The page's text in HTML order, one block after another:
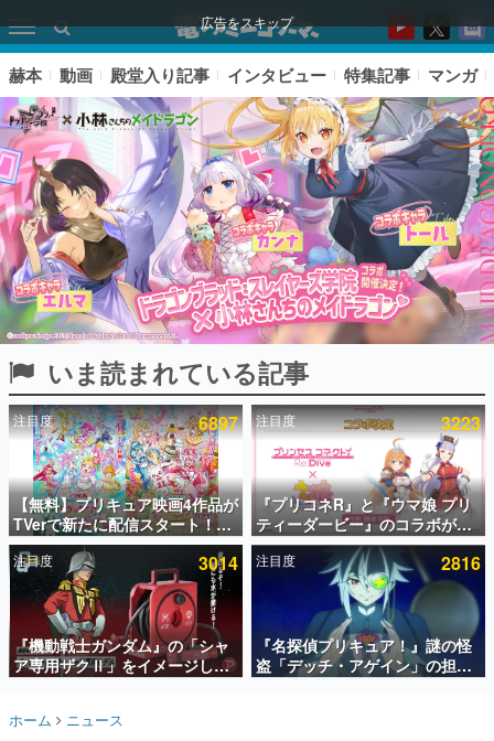
広告をスキップ
ピックアップ
電ファミのいま読まれている記事ランキング
アプリセール情報
インタビュー
連載・特集一覧
殿堂入り記事
SNS拡散数が数千以上！ ページビュー数万以上！ などな
ど。多くの人々に読まれた、電ファミ渾身の“殿堂入り”記
事をまとめました。
名作ゲームクリエイターの方々に製作時のエピソードをお
赫本 動画 殿堂入り記事 インタビュー 特集記事 マンガ
いま読まれている記事
注目度 6897
【無料】プリキュア映画4作品が
TVerで新たに配信スタート！な
んと2018年～2024年の映画ほぼ
すべてが見放題に、ぶっちゃけ
ありえないラインナップ
注目度 3223
『プリコネR』と『ウマ娘 プリ
ティーダービー』のコラボが決
定！“最大170連無料”の8.5周年
キャンペーンなども発表
注目度 3014
『機動戦士ガンダム』の「シャ
ア専用ザクⅡ」をイメージした
散水ホースリールが予約開始。
ークやジオン公国軍のエンブレ
注目度 2816
『名探偵プリキュア！』謎の怪
盗「デッチ・アゲイン」の担当
キャストは天﨑滉平さんと判
ホーム ニュース